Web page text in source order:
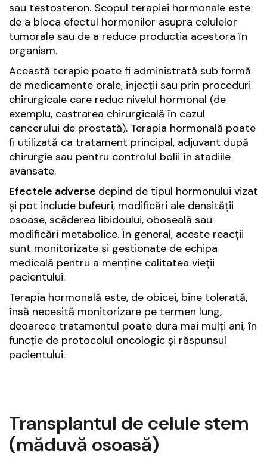
sau testosteron. Scopul terapiei hormonale este
de a bloca efectul hormonilor asupra celulelor
tumorale sau de a reduce producția acestora în
organism.
Această terapie poate fi administrată sub formă
de medicamente orale, injecții sau prin proceduri
chirurgicale care reduc nivelul hormonal (de
exemplu, castrarea chirurgicală în cazul
cancerului de prostată). Terapia hormonală poate
fi utilizată ca tratament principal, adjuvant după
chirurgie sau pentru controlul bolii în stadiile
avansate.
Efectele adverse depind de tipul hormonului vizat
și pot include bufeuri, modificări ale densității
osoase, scăderea libidoului, oboseală sau
modificări metabolice. În general, aceste reacții
sunt monitorizate și gestionate de echipa
medicală pentru a menține calitatea vieții
pacientului.
Terapia hormonală este, de obicei, bine tolerată,
însă necesită monitorizare pe termen lung,
deoarece tratamentul poate dura mai mulți ani, în
funcție de protocolul oncologic și răspunsul
pacientului.
Transplantul de celule stem
(măduvă osoasă)